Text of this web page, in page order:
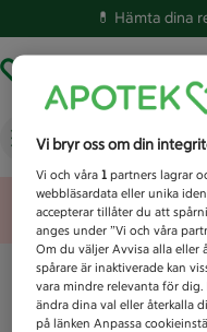
💊 Hämta dina
Vad letar du
Vi bryr oss om din
Vi och våra1 partners lagrar
webbläsardata eller unika
accepterar tillåter du att
anges under ”Vi och våra
Om du väljer Avvisa alla eller
spårare är inaktiverade kan
vara mindre relevanta för
ändra dina val eller återkalla
på länken Anpassa